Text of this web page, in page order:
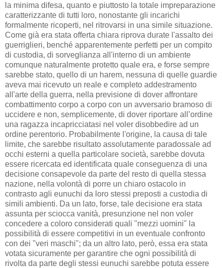
la minima difesa, quanto e piuttosto la totale impreparazione
caratterizzante di tutti loro, nonostante gli incarichi
formalmente ricoperti, nel ritrovarsi in una simile situazione.
Come già era stata offerta chiara riprova durate l'assalto dei
guerriglieri, benché apparentemente perfetti per un compito
di custodia, di sorveglianza all'interno di un ambiente
comunque naturalmente protetto quale era, e forse sempre
sarebbe stato, quello di un harem, nessuna di quelle guardie
aveva mai ricevuto un reale e completo addestramento
all'arte della guerra, nella previsione di dover affrontare
combattimento corpo a corpo con un avversario bramoso di
uccidere e non, semplicemente, di dover riportare all’ordine
una ragazza incapricciatasi nel voler disobbedire ad un
ordine perentorio. Probabilmente l'origine, la causa di tale
limite, che sarebbe risultato assolutamente paradossale ad
occhi esterni a quella particolare società, sarebbe dovuta
essere ricercata ed identificata quale conseguenza di una
decisione consapevole da parte del resto di quella stessa
nazione, nella volontà di porre un chiaro ostacolo in
contrasto agli eunuchi da loro stessi preposti a custodia di
simili ambienti. Da un lato, forse, tale decisione era stata
assunta per sciocca vanità, presunzione nel non voler
concedere a coloro considerati quali "mezzi uomini" la
possibilità di essere competitivi in un eventuale confronto
con dei "veri maschi"; da un altro lato, però, essa era stata
votata sicuramente per garantire che ogni possibilità di
rivolta da parte degli stessi eunuchi sarebbe potuta essere